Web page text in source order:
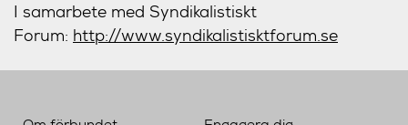
I samarbete med Syndikalistiskt
Forum: http://www.syndikalistisktforum.se